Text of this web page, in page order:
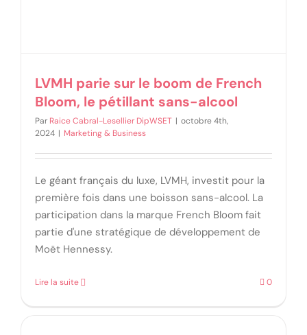
LVMH parie sur le boom de French
Bloom, le pétillant sans-alcool
Par Raice Cabral-Lesellier DipWSET | octobre 4th,
2024 | Marketing & Business
Le géant français du luxe, LVMH, investit pour la
première fois dans une boisson sans-alcool. La
participation dans la marque French Bloom fait
partie d'une stratégique de développement de
Moët Hennessy.
Lire la suite 0